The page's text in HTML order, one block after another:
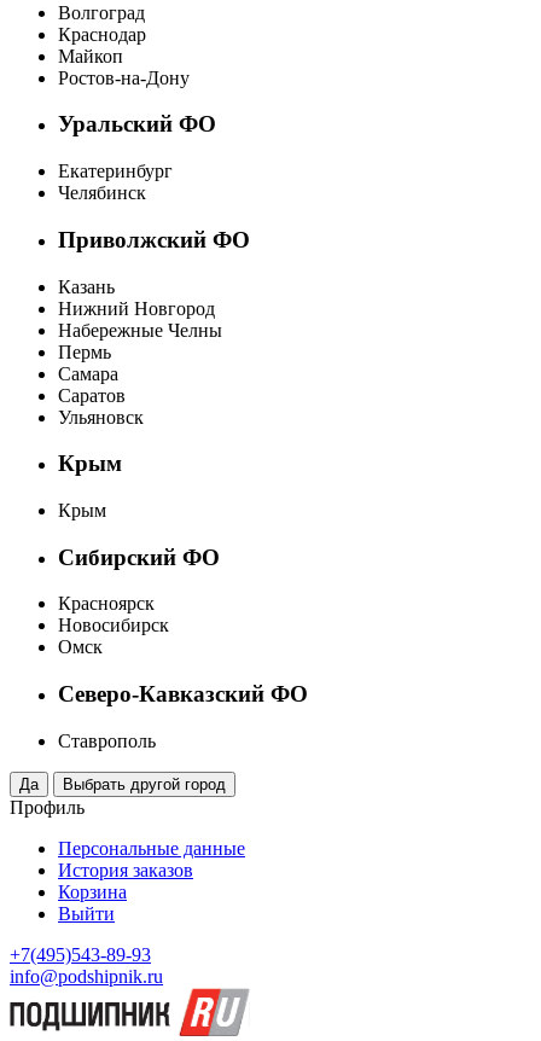
Волгоград
Краснодар
Майкоп
Ростов-на-Дону
Уральский ФО
Екатеринбург
Челябинск
Приволжский ФО
Казань
Нижний Новгород
Набережные Челны
Пермь
Самара
Саратов
Ульяновск
Крым
Крым
Сибирский ФО
Красноярск
Новосибирск
Омск
Северо-Кавказский ФО
Ставрополь
Профиль
Персональные данные
История заказов
Корзина
Выйти
+7(495)543-89-93
info@podshipnik.ru